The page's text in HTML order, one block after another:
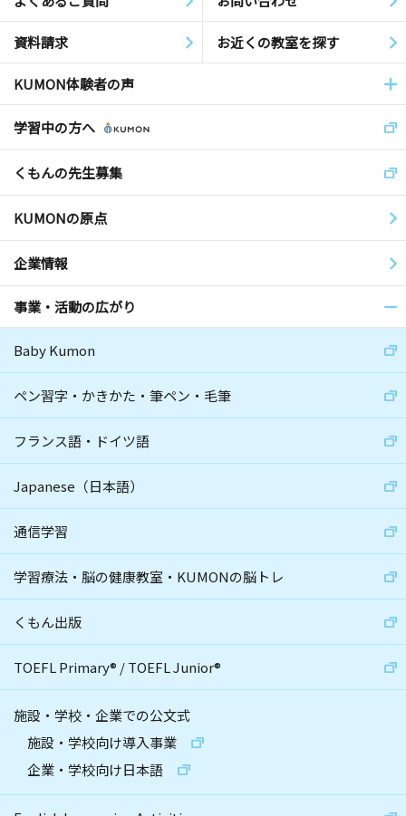
資料請求 お近くの教室を探す
KUMON体験者の声
学習中の方へ
くもんの先生募集
KUMONの原点
企業情報
事業・活動の広がり
Baby Kumon
ペン習字・かきかた・筆ペン・毛筆
フランス語・ドイツ語
Japanese（日本語）
通信学習
学習療法・脳の健康教室・KUMONの脳トレ
くもん出版
TOEFL Primary® /TOEFL Junior®
施設・学校・企業での公文式
施設・学校向け導入事業
企業・学校向け日本語